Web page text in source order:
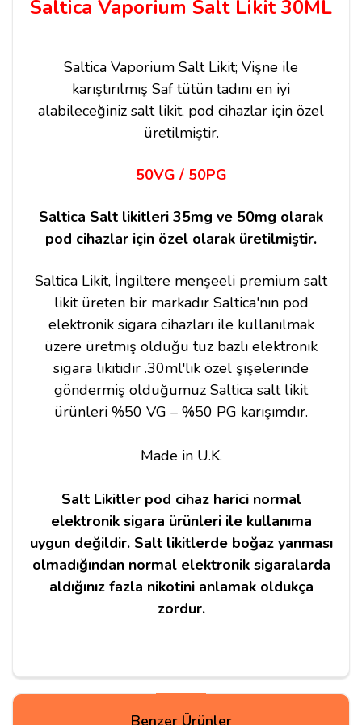
Saltica Vaporium Salt Likit 30ML
Saltica Vaporium Salt Likit; Vişne ile
karıştırılmış Saf tütün tadını en iyi
alabileceğiniz salt likit, pod cihazlar için özel
üretilmiştir.
50VG / 50PG
Saltica Salt likitleri 35mg ve 50mg olarak
pod cihazlar için özel olarak üretilmiştir.
Saltica Likit, İngiltere menşeeli premium salt
likit üreten bir markadır Saltica'nın pod
elektronik sigara cihazları ile kullanılmak
üzere üretmiş olduğu tuz bazlı elektronik
sigara likitidir .30ml'lik özel şişelerinde
göndermiş olduğumuz Saltica salt likit
ürünleri %50 VG – %50 PG karışımdır.
Made in U.K.
Salt Likitler pod cihaz harici normal
elektronik sigara ürünleri ile kullanıma
uygun değildir. Salt likitlerde boğaz yanması
olmadığından normal elektronik sigaralarda
aldığınız fazla nikotini anlamak oldukça
zordur.
Benzer Ürünler